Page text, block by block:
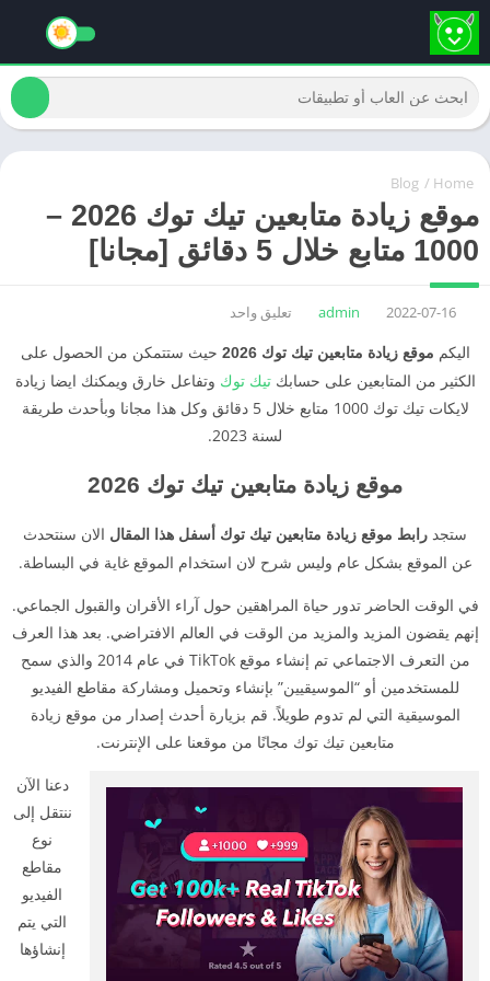
Home
/
Blog
موقع زيادة متابعين تيك توك 2026 –
1000 متابع خلال 5 دقائق [مجانا]
2022-07-16
admin تعليق واحد
اليكم موقع زيادة متابعين تيك توك 2026
حيث ستتمكن من الحصول على
الكثير من المتابعين على حسابك تيك توك وتفاعل خارق ويمكنك ايضا زيادة
لايكات تيك توك 1000 متابع خلال 5 دقائق وكل هذا مجانا وبأحدث طريقة
لسنة 2023.
موقع زيادة متابعين تيك توك 2026
ستجد رابط موقع زيادة متابعين تيك توك أسفل هذا المقال الان سنتحدث
عن الموقع بشكل عام وليس شرح لان استخدام الموقع غاية في البساطة.
في الوقت الحاضر تدور حياة المراهقين حول آراء الأقران والقبول الجماعي.
إنهم يقضون المزيد والمزيد من الوقت في العالم الافتراضي. بعد هذا العرف
من التعرف الاجتماعي تم إنشاء موقع TikTok في عام 2014 والذي سمح
للمستخدمين أو “الموسيقيين” بإنشاء وتحميل ومشاركة مقاطع الفيديو
الموسيقية التي لم تدوم طويلاً. قم بزيارة أحدث إصدار من موقع زيادة
متابعين تيك توك مجانًا من موقعنا على الإنترنت.
دعنا الآن
ننتقل إلى
نوع
مقاطع
الفيديو
التي يتم
إنشاؤها